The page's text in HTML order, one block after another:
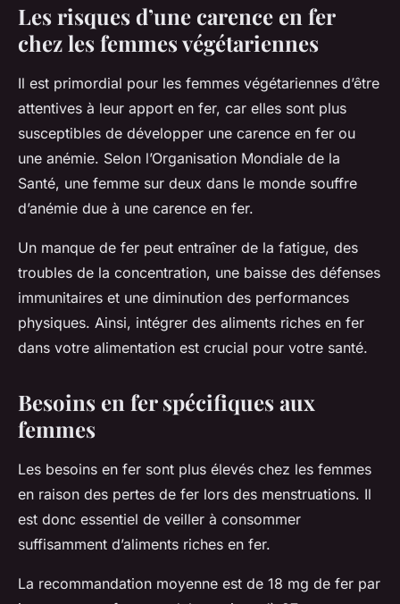
Les risques d’une carence en fer
chez les femmes végétariennes
Il est primordial pour les femmes végétariennes d’être
attentives à leur apport en fer, car elles sont plus
susceptibles de développer une carence en fer ou
une anémie. Selon l’Organisation Mondiale de la
Santé, une femme sur deux dans le monde souffre
d’anémie due à une carence en fer.
Un manque de fer peut entraîner de la fatigue, des
troubles de la concentration, une baisse des défenses
immunitaires et une diminution des performances
physiques. Ainsi, intégrer des aliments riches en fer
dans votre alimentation est crucial pour votre santé.
Besoins en fer spécifiques aux
femmes
Les besoins en fer sont plus élevés chez les femmes
en raison des pertes de fer lors des menstruations. Il
est donc essentiel de veiller à consommer
suffisamment d’aliments riches en fer.
La recommandation moyenne est de 18 mg de fer par